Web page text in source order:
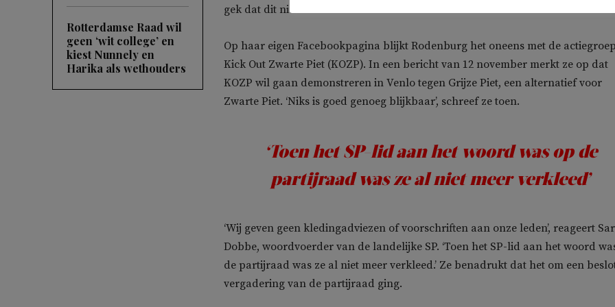
Rotterdamse Raad wil
geen ‘wit college’ en
kiest Nunnely en
Harika als wethouders
gek dat dit nieuws is.’
Op haar eigen Facebookpagina blijkt Rodenburg het oneens met de actiegroep
Kick Out Zwarte Piet (KOZP). In een bericht van 12 november merkt ze op dat
KOZP wil gaan demonstreren in Venlo tegen Grijze Piet, een alternatief voor
Zwarte Piet. ‘Niks is goed genoeg blijkbaar’, schreef ze toen.
‘Toen het SP-lid aan het woord was op de
partijraad was ze al niet meer verkleed’
‘Wij geven geen kledingadviezen of voorschriften aan onze leden’, reageert
Dobbe, woordvoerder van de landelijke SP. ‘Toen het SP-lid aan het woord
de partijraad was ze al niet meer verkleed.’ Ze benadrukt dat het om een
vergadering van de partijraad ging.